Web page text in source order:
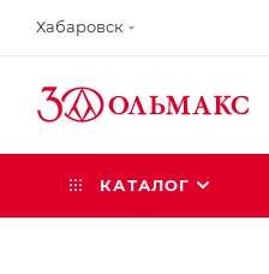
Хабаровск
КАТАЛОГ